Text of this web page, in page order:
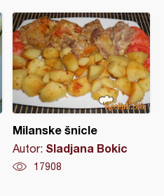
Milanske šnicle
Autor: Sladjana Bokic
17908